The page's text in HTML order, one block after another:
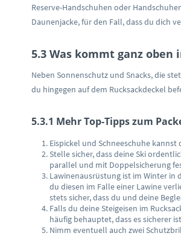
Reserve-Handschuhen oder
Daunenjacke, für den Fall, dass du dich
5.3 Was kommt ganz oben
Neben Sonnenschutz und Snacks, die
du hingegen auf dem Rucksackdeckel
5.3.1 Mehr Top-Tipps zum
Eispickel und Schneeschuhe
Stelle sicher, dass deine Ski
parallel und mit Doppelsicherung
Lawinenausrüstung ist im Winter in
du diesen im Falle einer Lawine
stets sicher, dass du und deine
Falls du deine Steigeisen im
häufig behauptet, dass es sicherer
Nimm eventuell auch zwei